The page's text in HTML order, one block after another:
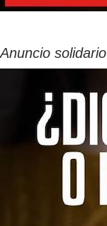
Anuncio solidario